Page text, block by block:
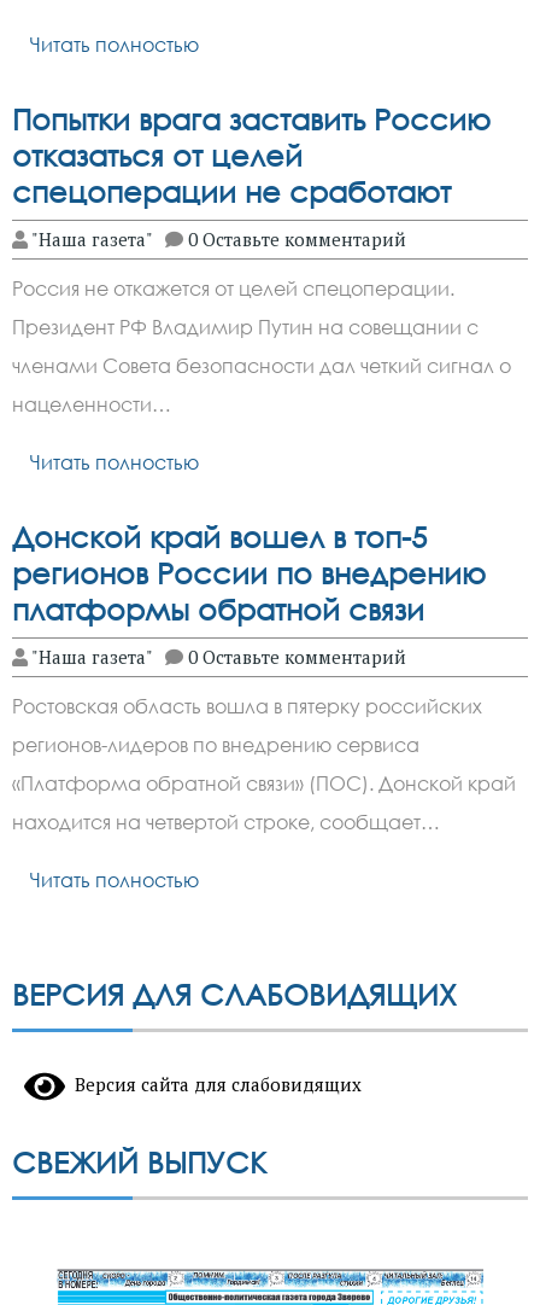
Читать полностью
Попытки врага заставить Россию
отказаться от целей
спецоперации не сработают
"Наша газета" 0 Оставьте комментарий
Россия не откажется от целей спецоперации.
Президент РФ Владимир Путин на совещании с
членами Совета безопасности дал четкий сигнал о
нацеленности…
Читать полностью
Донской край вошел в топ-5
регионов России по внедрению
платформы обратной связи
"Наша газета" 0 Оставьте комментарий
Ростовская область вошла в пятерку российских
регионов-лидеров по внедрению сервиса
«Платформа обратной связи» (ПОС). Донской край
находится на четвертой строке, сообщает…
Читать полностью
ВЕРСИЯ ДЛЯ СЛАБОВИДЯЩИХ
Версия сайта для слабовидящих
СВЕЖИЙ ВЫПУСК